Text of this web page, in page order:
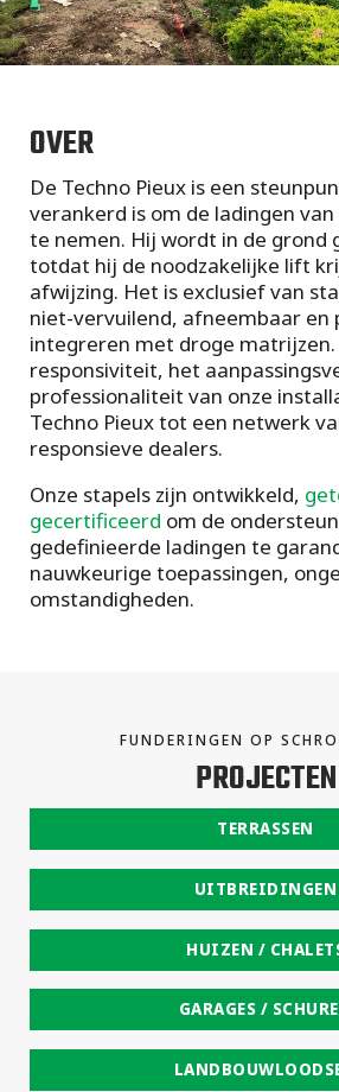
OVER
De Techno Pieux is een
verankerd is om de ladingen
te nemen. Hij wordt in de grond
totdat hij de noodzakelijke lift
afwijzing. Het is exclusief van
niet-vervuilend, afneembaar en
integreren met droge matrijzen.
responsiviteit, het
professionaliteit van onze
Techno Pieux tot een netwerk
responsieve dealers.
Onze stapels zijn ontwikkeld,
gecertificeerd om de
gedefinieerde ladingen te
nauwkeurige toepassingen,
omstandigheden.
FUNDERINGEN OP
PROJECTEN
TERRASSEN
UITBREIDINGEN
HUIZEN /
GARAGES /